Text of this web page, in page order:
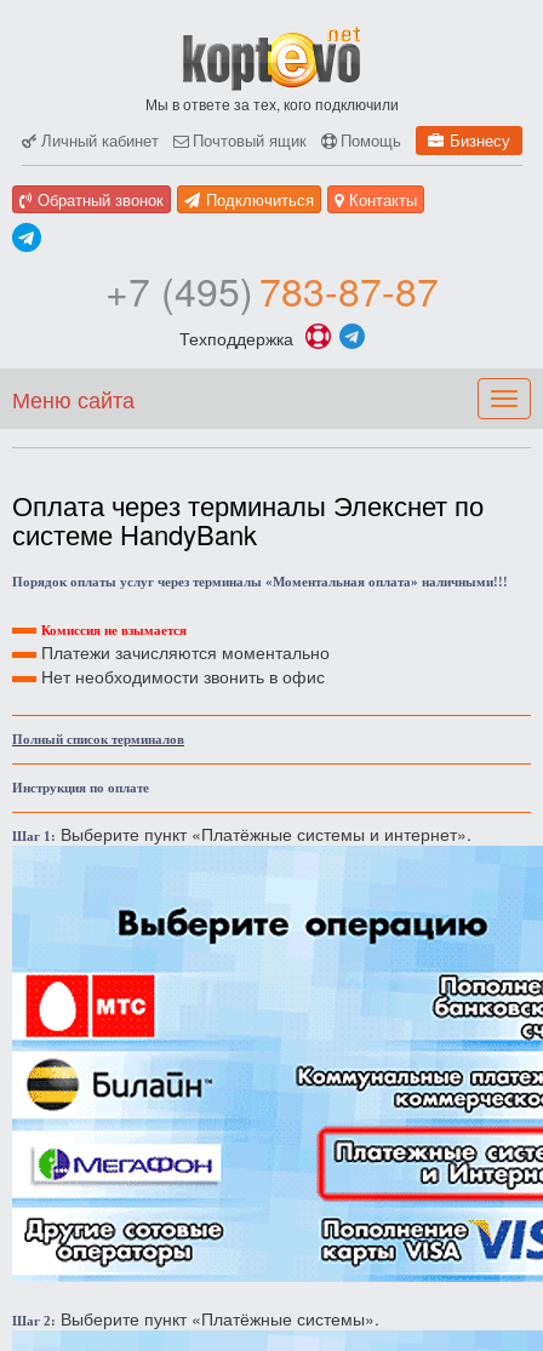
Мы в ответе за тех, кого подключили
Личный кабинет Почтовый ящик Помощь Бизнесу
Обратный звонок Подключиться Контакты
+7 (495)783-87-87
Техподдержка
Меню сайта
Оплата через терминалы Элекснет по
системе HandyBank
Порядок оплаты услуг через терминалы «Моментальная оплата» наличными!!!
Комиссия не взымается
Платежи зачисляются моментально
Нет необходимости звонить в офис
Полный список терминалов
Инструкция по оплате
Шаг 1: Выберите пункт «Платёжные системы и интернет».
Шаг 2: Выберите пункт «Платёжные системы».